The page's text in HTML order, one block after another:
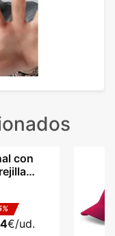
con
€/ud.